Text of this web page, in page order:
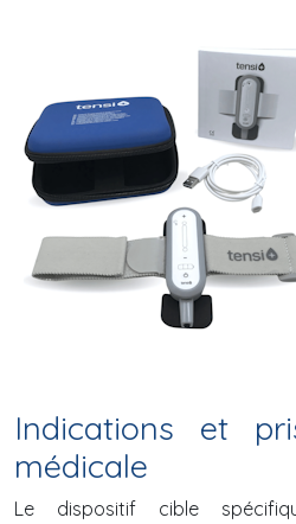
Indications et
médicale
Le dispositif cible